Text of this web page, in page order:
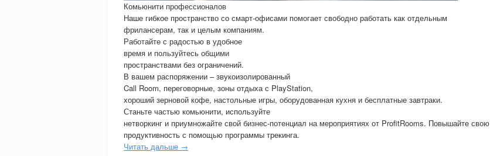
Комьюнити профессионалов
Наше гибкое пространство со смарт-офисами помогает свободно работать как отдельным
фрилансерам, так и целым компаниям.
Работайте с радостью в удобное
время и пользуйтесь общими
пространствами без ограничений.
В вашем распоряжении – звукоизолированный
Call Room, переговорные, зоны отдыха с PlayStation,
хороший зерновой кофе, настольные игры, оборудованная кухня и бесплатные завтраки.
Станьте частью комьюнити, используйте
нетворкинг и приумножайте свой бизнес-потенциал на мероприятиях от ProfitRooms. Повышайте свою
продуктивность с помощью программы трекинга.
Читать дальше →